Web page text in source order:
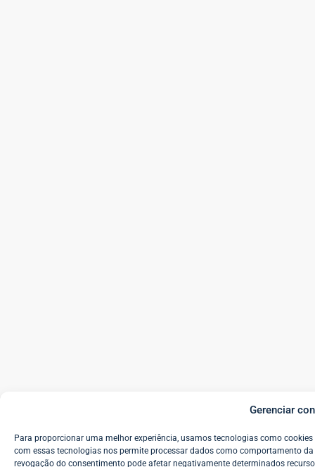
Gerenciar
Para proporcionar uma melhor experiência, usamos tecnologias como
com essas tecnologias nos permite processar dados como comportamento
revogação do consentimento pode afetar negativamente determinados